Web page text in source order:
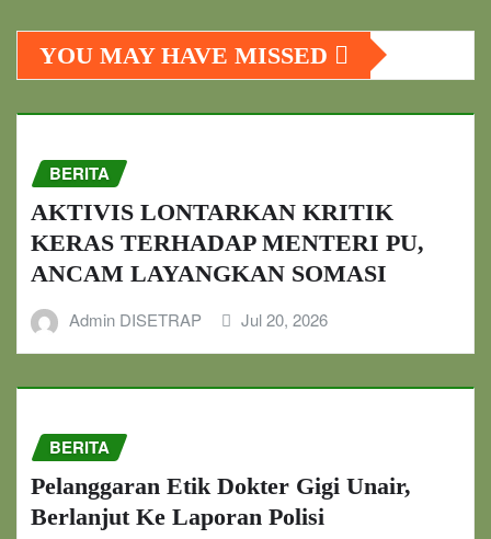
YOU MAY HAVE MISSED
BERITA
AKTIVIS LONTARKAN KRITIK
KERAS TERHADAP MENTERI PU,
ANCAM LAYANGKAN SOMASI
Admin DISETRAP Jul 20, 2026
BERITA
Pelanggaran Etik Dokter Gigi Unair,
Berlanjut Ke Laporan Polisi